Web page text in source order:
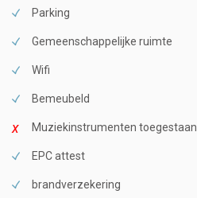
Parking
Gemeenschappelijke ruimte
Wifi
Bemeubeld
Muziekinstrumenten toegestaan
EPC attest
brandverzekering